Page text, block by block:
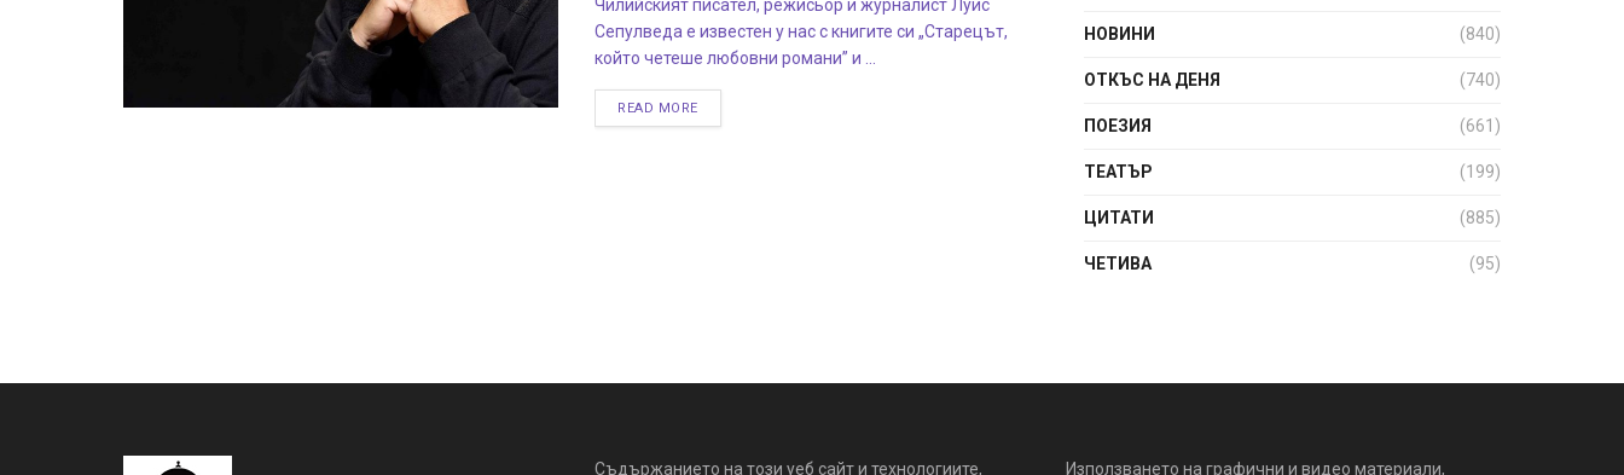
Чилийският писател, режисьор и журналист Луис
Сепулведа е известен у нас с книгите си „Старецът,
който четеше любовни романи” и ...
READ MORE
НОВИНИ (840)
ОТКЪС НА ДЕНЯ (740)
ПОЕЗИЯ (661)
ТЕАТЪР (199)
ЦИТАТИ (885)
ЧЕТИВА (95)
Съдържанието на този уеб сайт и технологиите, Използването на графични и видео материали,